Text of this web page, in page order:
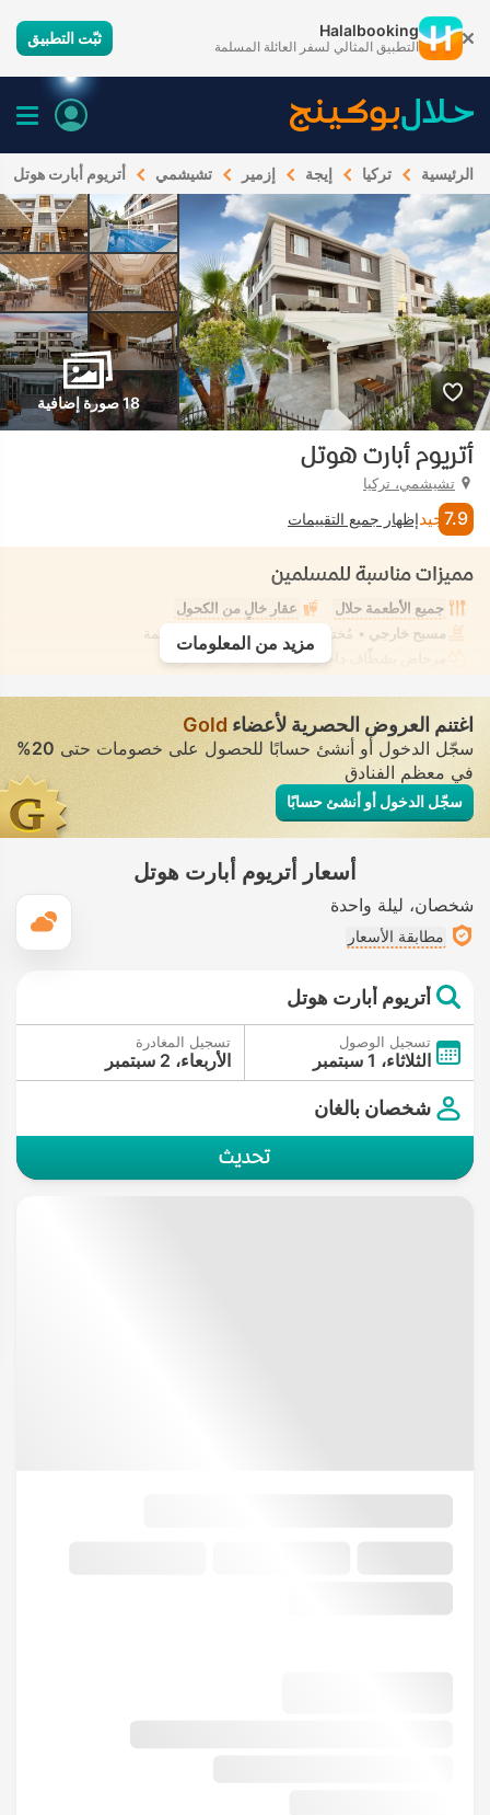
Halalbooking
التطبيق المثالي لسفر العائلة المسلمة ثبّت التطبيق
الرئيسية تركيا إيجة إزمير تشيشمي أتريوم أبارت هوتل
18 صورة إضافية
أتريوم أبارت هوتل
تشيشمي، تركيا
7.9 جيدإظهار جميع التقييمات
مميزات مناسبة للمسلمين
جميع الأطعمة حلال
عقار خالٍ من الكحول
مسبح خارجي • مُختلط • ملابس السباحة المحتشمة
مرحاض بشطّاف داخلي مدمج
• في جميع الغرف
مزيد من المعلومات
اغتنم العروض الحصرية لأعضاء Gold
سجّل الدخول أو أنشئ حسابًا للحصول على خصومات حتى20%
في معظم الفنادق
سجّل الدخول أو أنشئ حسابًا
أسعار أتريوم أبارت هوتل
شخصان ليلة واحدة
مطابقة الأسعار
أتريوم أبارت هوتل
تسجيل الوصول
الثلاثاء، 1 سبتمبر
تسجيل المغادرة
الأربعاء، 2 سبتمبر
شخصان بالغان
تحديث